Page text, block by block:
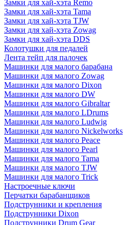
Замки для хай-хэта Remo
Замки для хай-хэта Tama
Замки для хай-хэта TJW
Замки для хай-хэта Zowag
Замки для хай-хэта DDS
Колотушки для педалей
Лента тейп для палочек
Машинки для малого барабана
Машинки для малого Zowag
Машинки для малого Dixon
Машинки для малого DW
Машинки для малого Gibraltar
Машинки для малого LDrums
Машинки для малого Ludwig
Машинки для малого Nickelworks
Машинки для малого Peace
Машинки для малого Pearl
Машинки для малого Tama
Машинки для малого TJW
Машинки для малого Trick
Настроечные ключи
Перчатки барабанщиков
Подструнники и крепления
Подструнники Dixon
Подструнники Drum Gear